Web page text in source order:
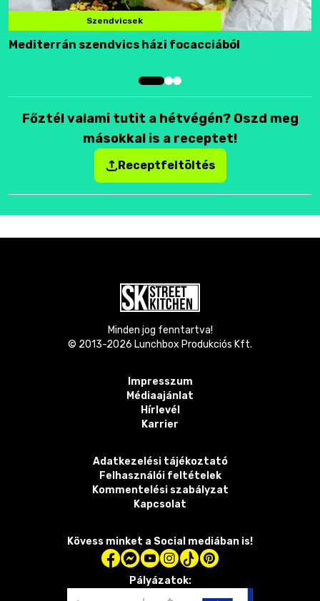
Szendvicsek
Mediterrán szendvics házi focacciából
Főztél valami tutit a hétvégén? Oszd meg
másokkal is a receptet!
Receptfeltöltés
Minden jog fenntartva!
© 2013-2026 Lunchbox Produkciós Kft.
Impresszum
Médiaajánlat
Hírlevél
Karrier
Adatkezelési tájékoztató
Felhasználói feltételek
Kommentelési szabályzat
Kapcsolat
Kövess minket a Social mediában is!
Pályázatok: